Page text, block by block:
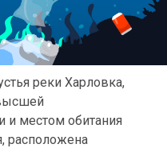
реки Харловка,
и местом обитания
расположена